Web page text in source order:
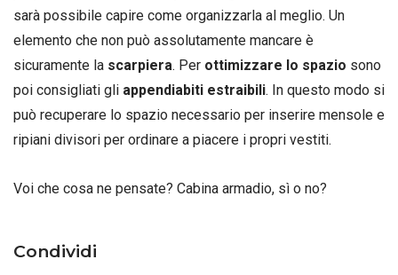
sarà possibile capire come organizzarla al meglio. Un
elemento che non può assolutamente mancare è
sicuramente la scarpiera. Per ottimizzare lo spazio sono
poi consigliati gli appendiabiti estraibili. In questo modo si
può recuperare lo spazio necessario per inserire mensole e
ripiani divisori per ordinare a piacere i propri vestiti.
Voi che cosa ne pensate? Cabina armadio, sì o no?
Condividi